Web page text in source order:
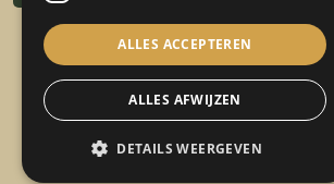
© 2026 - De Kruidenier
ALLES ACCEPTEREN
ALLES AFWIJZEN
DETAILS WEERGEVEN